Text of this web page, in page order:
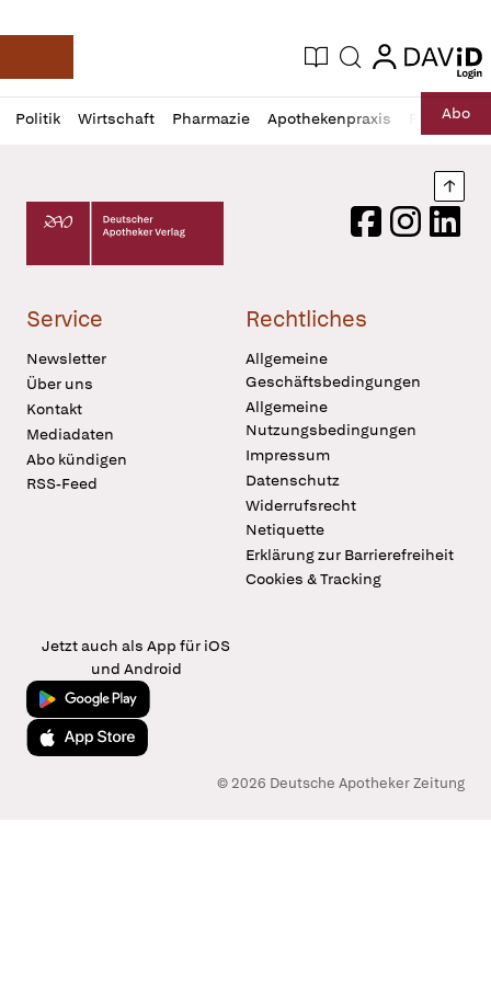
Deutsche Apotheker Zeitung
Aktuelle Ausgabe
Suche login
login
Politik Wirtschaft Pharmazie Apothekenpraxis RechtAbo
Profil
öffnen
Daz
Pur
Deutscher Apotheker Verlag Logo
FacebookInstagram
Service
Newsletter
Über uns
Kontakt
Mediadaten
Abo kündigen
RSS-Feed
Rechtliches
Allgemeine
Geschäftsbedingungen
Allgemeine
Nutzungsbedingungen
Impressum
Datenschutz
Widerrufsrecht
Netiquette
Erklärung zur Barrierefreiheit
Cookies & Tracking
Jetzt auch als App für iOS
und Android
Jetzt bei Google Play
Laden im App Store
© 2026 Deutsche Apotheker Zeitung